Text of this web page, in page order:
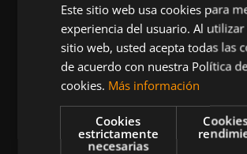
Queremos mantenerte al día
deportes, fitness, nutrición,
saludables y tecnología aplicada al
vida sana.
Este sitio web usa cookies para
experiencia del usuario. Al
sitio web, usted acepta todas las
de acuerdo con nuestra Política
cookies. Más información
Cookies
estrictamente
necesarias